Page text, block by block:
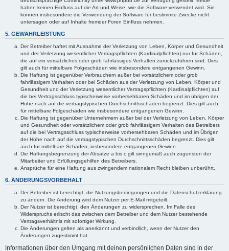
haben keinen Einfluss auf die Art und Weise, wie die Software verwendet wird. Sie
können insbesondere die Verwendung der Software für bestimmte Zwecke nicht
untersagen oder auf Inhalte fremder Foren Einfluss nehmen.
5. GEWÄHRLEISTUNG
Der Betreiber haftet mit Ausnahme der Verletzung von Leben, Körper und Gesundheit
und der Verletzung wesentlicher Vertragspflichten (Kardinalpflichten) nur für Schäden,
die auf ein vorsätzliches oder grob fahrlässiges Verhalten zurückzuführen sind. Dies
gilt auch für mittelbare Folgeschäden wie insbesondere entgangenen Gewinn.
Die Haftung ist gegenüber Verbrauchern außer bei vorsätzlichem oder grob
fahrlässigem Verhalten oder bei Schäden aus der Verletzung von Leben, Körper und
Gesundheit und der Verletzung wesentlicher Vertragspflichten (Kardinalpflichten) auf
die bei Vertragsschluss typischerweise vorhersehbaren Schäden und im übrigen der
Höhe nach auf die vertragstypischen Durchschnittsschäden begrenzt. Dies gilt auch
für mittelbare Folgeschäden wie insbesondere entgangenen Gewinn.
Die Haftung ist gegenüber Unternehmern außer bei der Verletzung von Leben, Körper
und Gesundheit oder vorsätzlichem oder grob fahrlässigem Verhalten des Betreibers
auf die bei Vertragsschluss typischerweise vorhersehbaren Schäden und im Übrigen
der Höhe nach auf die vertragstypischen Durchschnittsschäden begrenzt. Dies gilt
auch für mittelbare Schäden, insbesondere entgangenen Gewinn.
Die Haftungsbegrenzung der Absätze a bis c gilt sinngemäß auch zugunsten der
Mitarbeiter und Erfüllungsgehilfen des Betreibers.
Ansprüche für eine Haftung aus zwingendem nationalem Recht bleiben unberührt.
6. ÄNDERUNGSVORBEHALT
Der Betreiber ist berechtigt, die Nutzungsbedingungen und die Datenschutzerklärung
zu ändern. Die Änderung wird dem Nutzer per E-Mail mitgeteilt.
Der Nutzer ist berechtigt, den Änderungen zu widersprechen. Im Falle des
Widerspruchs erlischt das zwischen dem Betreiber und dem Nutzer bestehende
Vertragsverhältnis mit sofortiger Wirkung.
Die Änderungen gelten als anerkannt und verbindlich, wenn der Nutzer den
Änderungen zugestimmt hat.
Informationen über den Umgang mit deinen persönlichen Daten sind in der